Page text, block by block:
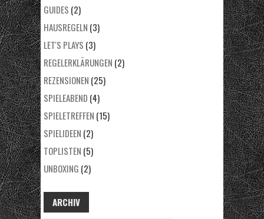
GUIDES (2)
HAUSREGELN (3)
LET'S PLAYS (3)
REGELERKLÄRUNGEN (2)
REZENSIONEN (25)
SPIELEABEND (4)
SPIELETREFFEN (15)
SPIELIDEEN (2)
TOPLISTEN (5)
UNBOXING (2)
ARCHIV
ARCHIV